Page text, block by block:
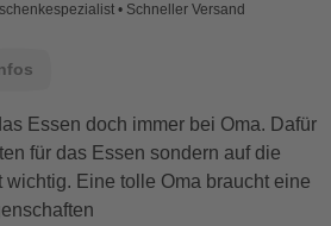
• Schneller Versand
Essen doch immer bei Oma. Dafür
für das Essen sondern auf die
wichtig. Eine tolle Oma braucht eine